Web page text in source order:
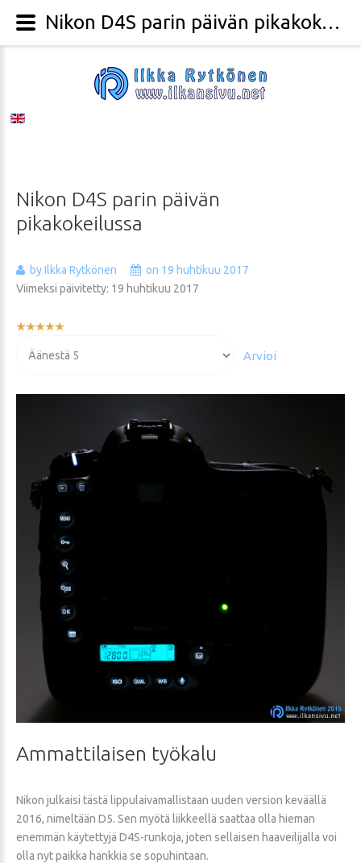
Nikon D4S parin päivän
pikakokeilussa
by Ilkka Rytkönen
on 19 huhtikuu 2017
Viimeksi päivitetty: 19 huhtikuu 2017
Käyttäjän
arvioida
Ammattilaisen työkalu
Nikon julkaisi tästä lippulaivamallistaan uuden version keväällä
2016, nimeltään D5. Sen myötä liikkeellä saattaa olla hieman
enemmän käytettyjä D4S-runkoja, joten sellaisen haaveilijalla voi
olla nyt paikka hankkia se sopuhintaan.
Nikon D4S parin päivän pikakokeilussa - Valokuvaaja Ilkka Rytkönen